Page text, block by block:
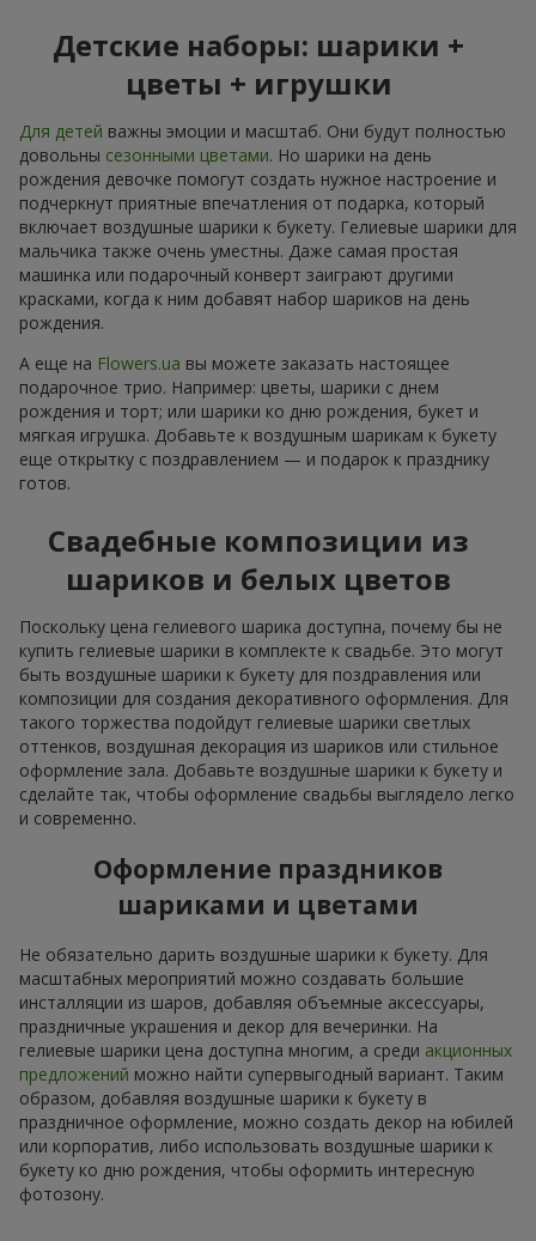
Детские наборы: шарики +
цветы + игрушки
Для детей важны эмоции и масштаб. Они будут полностью
довольны сезонными цветами. Но шарики на день
рождения девочке помогут создать нужное настроение и
подчеркнут приятные впечатления от подарка, который
включает воздушные шарики к букету. Гелиевые шарики для
мальчика также очень уместны. Даже самая простая
машинка или подарочный конверт заиграют другими
красками, когда к ним добавят набор шариков на день
рождения.
А еще на Flowers.ua вы можете заказать настоящее
подарочное трио. Например: цветы, шарики с днем
рождения и торт; или шарики ко дню рождения, букет и
мягкая игрушка. Добавьте к воздушным шарикам к букету
еще открытку с поздравлением — и подарок к празднику
готов.
Свадебные композиции из
шариков и белых цветов
Поскольку цена гелиевого шарика доступна, почему бы не
купить гелиевые шарики в комплекте к свадьбе. Это могут
быть воздушные шарики к букету для поздравления или
композиции для создания декоративного оформления. Для
такого торжества подойдут гелиевые шарики светлых
оттенков, воздушная декорация из шариков или стильное
оформление зала. Добавьте воздушные шарики к букету и
сделайте так, чтобы оформление свадьбы выглядело легко
и современно.
Оформление праздников
шариками и цветами
Не обязательно дарить воздушные шарики к букету. Для
масштабных мероприятий можно создавать большие
инсталляции из шаров, добавляя объемные аксессуары,
праздничные украшения и декор для вечеринки. На
гелиевые шарики цена доступна многим, а среди акционных
предложений можно найти супервыгодный вариант. Таким
образом, добавляя воздушные шарики к букету в
праздничное оформление, можно создать декор на юбилей
или корпоратив, либо использовать воздушные шарики к
букету ко дню рождения, чтобы оформить интересную
фотозону.